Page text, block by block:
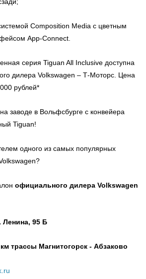
Composition Media с цветным
App-Connect.
серия Tiguan All Inclusive доступна
дилера Volkswagen – Т-Моторс. Цена
рублей*
заводе в Вольфсбурге с конвейера
Tiguan!
одного из самых популярных
официального дилера Volkswagen
Ленина, 95 Б
трассы Магнитогорск - Абзаково